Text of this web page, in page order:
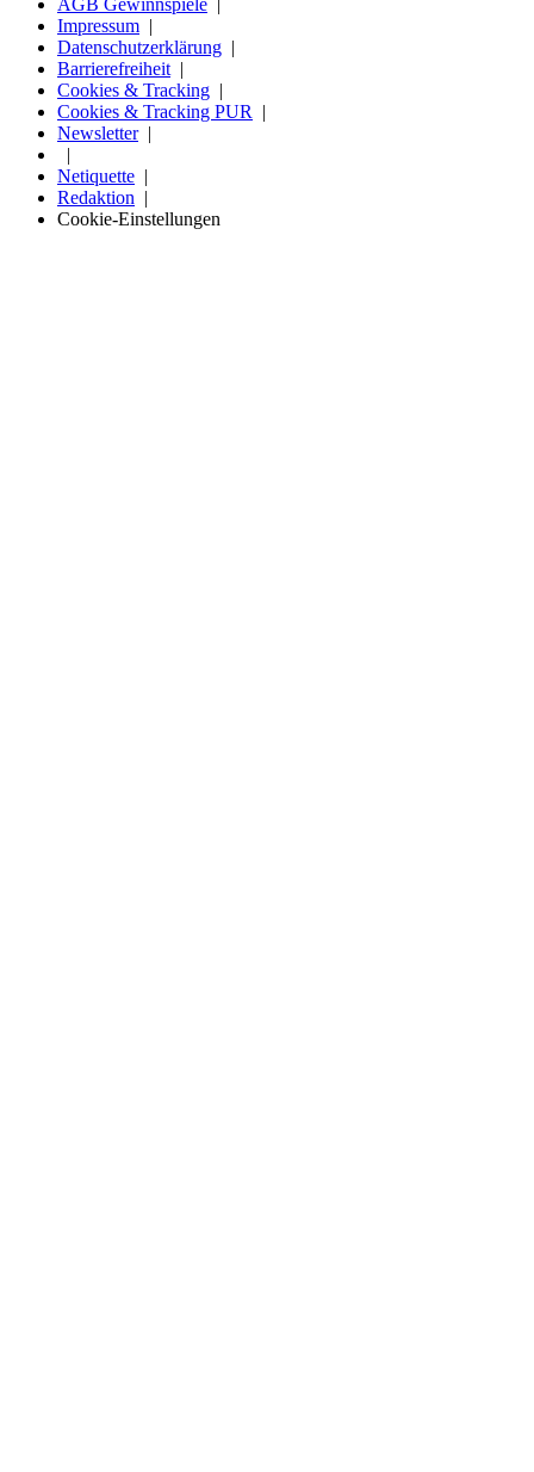
AGB Gewinnspiele
Impressum
Datenschutzerklärung
Barrierefreiheit
Cookies & Tracking
Cookies & Tracking PUR
Newsletter
Netiquette
Redaktion
Cookie-Einstellungen